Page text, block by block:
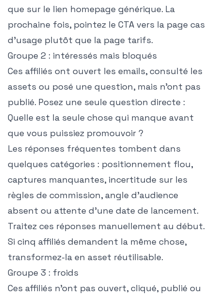
que sur le lien homepage générique. La
prochaine fois, pointez le CTA vers la page cas
d'usage plutôt que la page tarifs.
Groupe 2 : intéressés mais bloqués
Ces affiliés ont ouvert les emails, consulté les
assets ou posé une question, mais n'ont pas
publié. Posez une seule question directe :
Quelle est la seule chose qui manque avant
que vous puissiez promouvoir ?
Les réponses fréquentes tombent dans
quelques catégories : positionnement flou,
captures manquantes, incertitude sur les
règles de commission, angle d'audience
absent ou attente d'une date de lancement.
Traitez ces réponses manuellement au début.
Si cinq affiliés demandent la même chose,
transformez-la en asset réutilisable.
Groupe 3 : froids
Ces affiliés n'ont pas ouvert, cliqué, publié ou